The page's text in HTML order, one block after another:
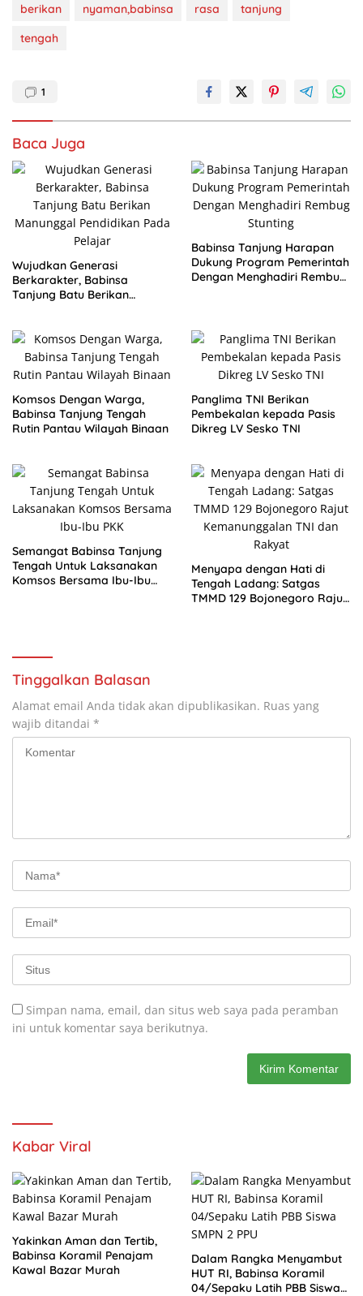
berikan nyaman,babinsa rasa
tanjung
tengah
1
Baca Juga
Wujudkan Generasi
Berkarakter, Babinsa
Tanjung Batu Berikan
Babinsa Tanjung Harapan
Dukung Program Pemerintah
Dengan Menghadiri Rembug
Komsos Dengan Warga,
Babinsa Tanjung Tengah
Rutin Pantau Wilayah Binaan
Panglima TNI Berikan
Pembekalan kepada Pasis
Dikreg LV Sesko TNI
Semangat Babinsa Tanjung
Tengah Untuk Laksanakan
Komsos Bersama Ibu-Ibu
Menyapa dengan Hati di
Tengah Ladang: Satgas
TMMD 129 Bojonegoro Rajut
Tinggalkan Balasan
Alamat email Anda tidak akan dipublikasikan. Ruas yang
wajib ditandai *
Simpan nama, email, dan situs web saya pada peramban
ini untuk komentar saya berikutnya.
Kabar Viral
Yakinkan Aman dan Tertib,
Babinsa Koramil Penajam
Kawal Bazar Murah
Dalam Rangka Menyambut
HUT RI, Babinsa Koramil
04/Sepaku Latih PBB Siswa